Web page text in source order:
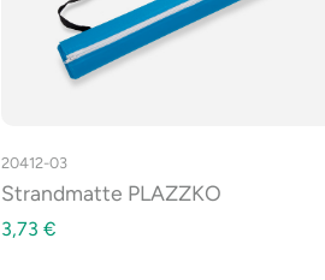
20412-03
Strandmatte PLAZZKO
3,73 €